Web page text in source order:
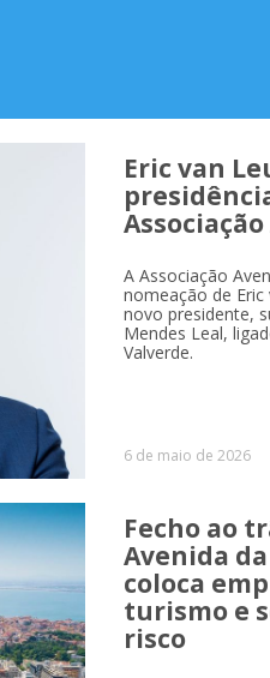
Eric van
A Associação
nomeação de
novo presidente,
Mendes Leal,
Valverde.
6 de maio de 2026
Fecho ao
Avenida
coloca
turismo e
risco